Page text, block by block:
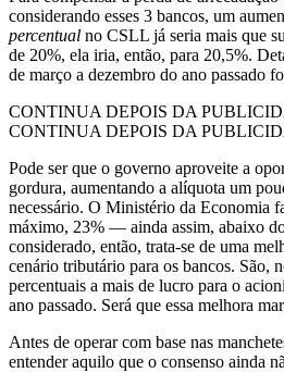
considerando esses 3 bancos, um
percentual no CSLL já seria mais que
de 20%, ela iria, então, para 20,5%.
de março a dezembro do ano passado
CONTINUA DEPOIS DA
CONTINUA DEPOIS DA
Pode ser que o governo aproveite a
gordura, aumentando a alíquota um
necessário. O Ministério da Economia
máximo, 23% — ainda assim, abaixo
considerado, então, trata-se de uma
cenário tributário para os bancos. São,
percentuais a mais de lucro para o
ano passado. Será que essa melhora
Antes de operar com base nas
entender aquilo que o consenso ainda